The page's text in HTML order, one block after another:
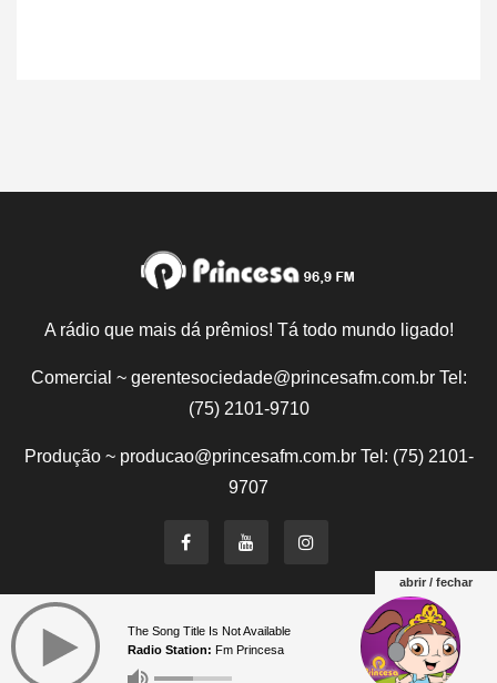
A rádio que mais dá prêmios! Tá todo mundo ligado!
Comercial ~ gerentesociedade@princesafm.com.br Tel:
(75) 2101-9710
Produção ~ producao@princesafm.com.br Tel: (75) 2101-
9707
Um site pertencente a Fundação Santo Antônio © Todos
os direitos reservados.
abrir / fechar
The Song Title Is Not Available
Radio Station: Fm Princesa